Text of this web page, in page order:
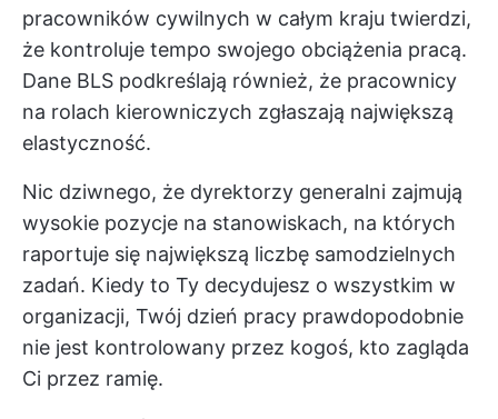
pracowników cywilnych w całym kraju twierdzi,
że kontroluje tempo swojego obciążenia pracą.
Dane BLS podkreślają również, że pracownicy
na rolach kierowniczych zgłaszają największą
elastyczność.
Nic dziwnego, że dyrektorzy generalni zajmują
wysokie pozycje na stanowiskach, na których
raportuje się największą liczbę samodzielnych
zadań. Kiedy to Ty decydujesz o wszystkim w
organizacji, Twój dzień pracy prawdopodobnie
nie jest kontrolowany przez kogoś, kto zagląda
Ci przez ramię.